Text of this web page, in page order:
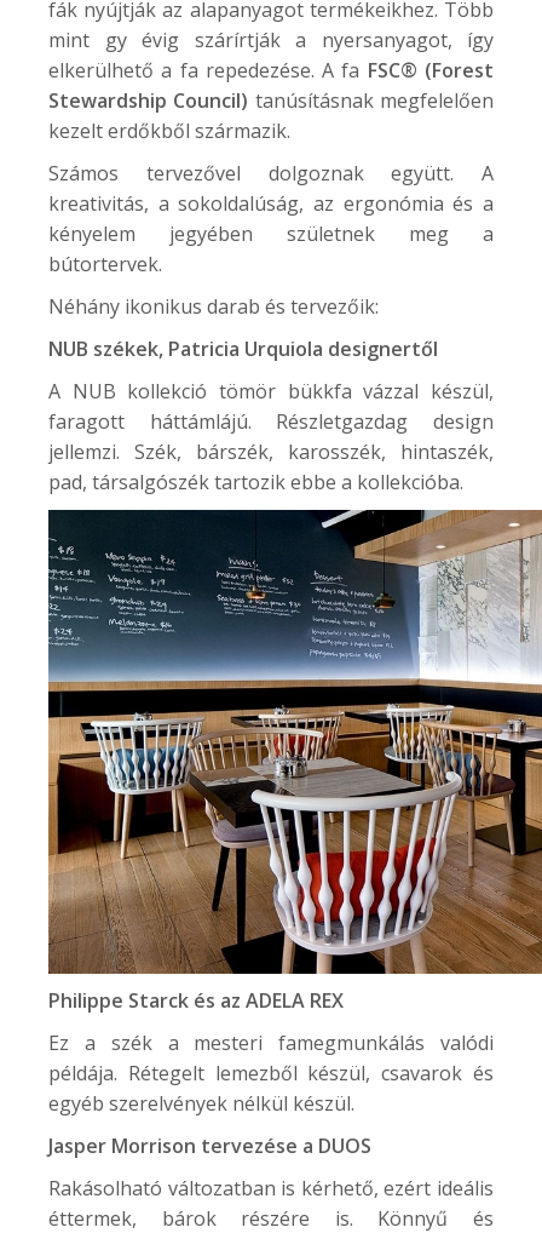
fák nyújtják az alapanyagot termékeikhez. Több
mint gy évig szárírtják a nyersanyagot, így
elkerülhető a fa repedezése. A fa FSC® (Forest
Stewardship Council) tanúsításnak megfelelően
kezelt erdőkből származik.
Számos tervezővel dolgoznak együtt. A
kreativitás, a sokoldalúság, az ergonómia és a
kényelem jegyében születnek meg a
bútortervek.
Néhány ikonikus darab és tervezőik:
NUB székek, Patricia Urquiola designertől
A NUB kollekció tömör bükkfa vázzal készül,
faragott háttámlájú. Részletgazdag design
jellemzi. Szék, bárszék, karosszék, hintaszék,
pad, társalgószék tartozik ebbe a kollekcióba.
Philippe Starck és az ADELA REX
Ez a szék a mesteri famegmunkálás valódi
példája. Rétegelt lemezből készül, csavarok és
egyéb szerelvények nélkül készül.
Jasper Morrison tervezése a DUOS
Rakásolható változatban is kérhető, ezért ideális
éttermek, bárok részére is. Könnyű és